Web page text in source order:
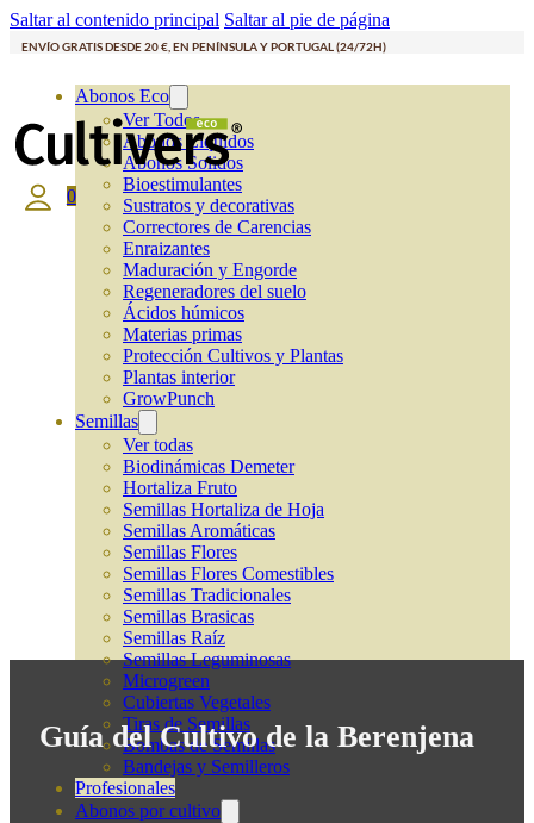
Saltar al contenido principal Saltar al pie de página
ENVÍO GRATIS DESDE 20 €, EN PENÍNSULA Y PORTUGAL (24/72H)
Abonos Eco
Ver Todos
Abonos Líquidos
Abonos Solidos
Bioestimulantes
Sustratos y decorativas
Correctores de Carencias
Enraizantes
Maduración y Engorde
Regeneradores del suelo
Ácidos húmicos
Materias primas
Protección Cultivos y Plantas
Plantas interior
GrowPunch
Semillas
Ver todas
Biodinámicas Demeter
Hortaliza Fruto
Semillas Hortaliza de Hoja
Semillas Aromáticas
Semillas Flores
Semillas Flores Comestibles
Semillas Tradicionales
Semillas Brasicas
Semillas Raíz
Semillas Leguminosas
Microgreen
Cubiertas Vegetales
Tiras de Semillas
Bombas de Semillas
Bandejas y Semilleros
Profesionales
Abonos por cultivo
0
Guía del Cultivo de la Berenjena